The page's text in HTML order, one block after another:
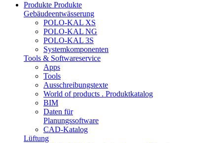
Produkte Produkte
Gebäudeentwässerung
POLO-KAL XS
POLO-KAL NG
POLO-KAL 3S
Systemkomponenten
Tools & Softwareservice
Apps
Tools
Ausschreibungstexte
World of products . Produktkatalog
BIM
Daten für
Planungssoftware
CAD-Katalog
Lüftung